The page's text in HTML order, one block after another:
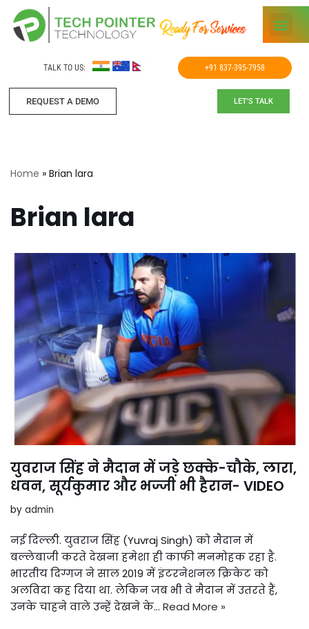
Skip
contentTALK TO US: +91 837-395-7958
REQUEST A DEMO​ LET'S TALK
Home » Brian lara
Brian lara
युवराज सिंह ने मैदान में जड़े छक्के-चौके, लारा,
धवन, सूर्यकुमार और भज्जी भी हैरान- VIDEO
by admin
नई दिल्ली. युवराज सिंह (Yuvraj Singh) को मैदान में
बल्लेबाजी करते देखना हमेशा ही काफी मनमोहक रहा है.
भारतीय दिग्गज ने साल 2019 में इंटरनेशनल क्रिकेट को
अलविदा कह दिया था. लेकिन जब भी वे मैदान में उतरते हैं,
उनके चाहने वाले उन्हें देखने के… Read More »